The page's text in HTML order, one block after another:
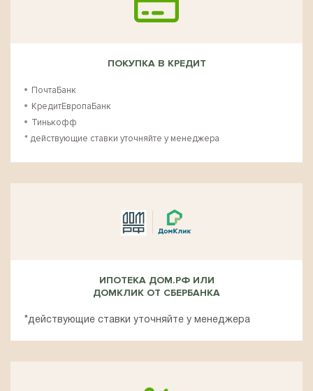
ПОКУПКА В КРЕДИТ
ПочтаБанк
КредитЕвропаБанк
Тинькофф
* действующие ставки уточняйте у менеджера
ИПОТЕКА ДОМ.РФ ИЛИ
ДОМКЛИК ОТ СБЕРБАНКА
*действующие ставки уточняйте у менеджера